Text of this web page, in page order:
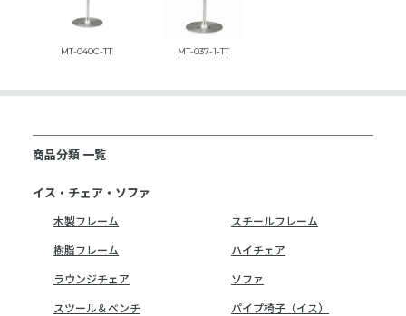
MT-040C-TT MT-037-1-TT
商品分類 一覧
イス・チェア・ソファ
木製フレーム
スチールフレーム
樹脂フレーム
ハイチェア
ラウンジチェア
ソファ
スツール＆ベンチ
パイプ椅子（イス）